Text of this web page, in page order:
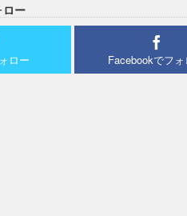
ロー
ロー Facebookでフォ